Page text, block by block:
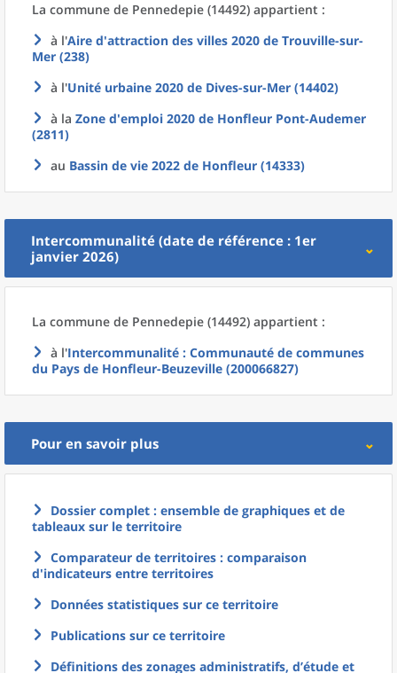
La commune de Pennedepie (14492) appartient :
à l'Aire d'attraction des villes 2020 de Trouville-sur-
Mer (238)
à l'Unité urbaine 2020 de Dives-sur-Mer (14402)
à la Zone d'emploi 2020 de Honfleur Pont-Audemer
(2811)
au Bassin de vie 2022 de Honfleur (14333)
Intercommunalité (date de référence : 1er
janvier 2026)
La commune de Pennedepie (14492) appartient :
à l'Intercommunalité : Communauté de communes
du Pays de Honfleur-Beuzeville (200066827)
Pour en savoir plus
Dossier complet : ensemble de graphiques et de
tableaux sur le territoire
Comparateur de territoires : comparaison
d'indicateurs entre territoires
Données statistiques sur ce territoire
Publications sur ce territoire
Définitions des zonages administratifs, d’étude et